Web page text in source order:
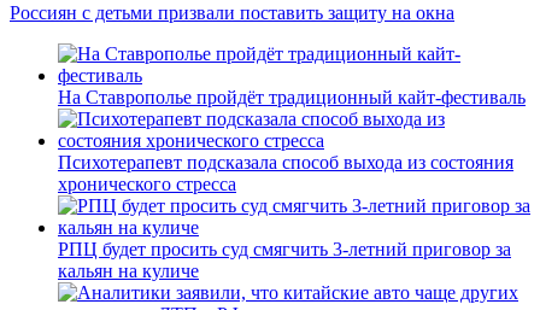
Россиян с детьми призвали поставить защиту на окна
На Ставрополье пройдёт традиционный кайт-фестиваль
Психотерапевт подсказала способ выхода из состояния
хронического стресса
РПЦ будет просить суд смягчить 3-летний приговор за
кальян на куличе